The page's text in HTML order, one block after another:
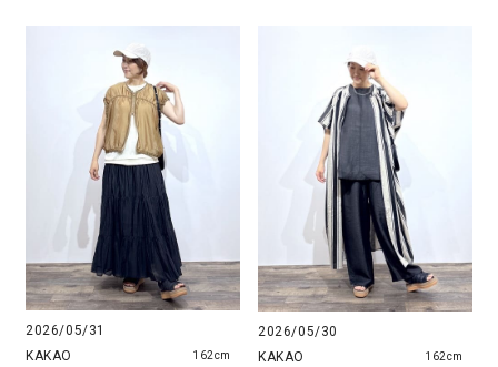
2026/05/31
KAKAO
162cm
2026/05/30
KAKAO
162cm